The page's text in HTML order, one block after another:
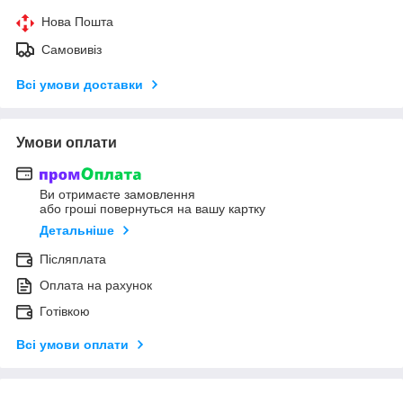
Нова Пошта
Самовивіз
Всі умови доставки
Умови оплати
Ви отримаєте замовлення
або гроші повернуться на вашу картку
Детальніше
Післяплата
Оплата на рахунок
Готівкою
Всі умови оплати